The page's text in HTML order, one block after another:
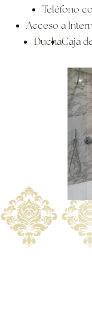
Teléfono
Acceso a
DuchaCaja